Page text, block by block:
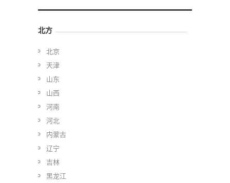
北方
北京
天津
山东
山西
河南
河北
内蒙古
辽宁
吉林
黑龙江